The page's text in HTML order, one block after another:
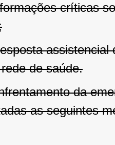
críticas
de saúde.
da
as seguintes